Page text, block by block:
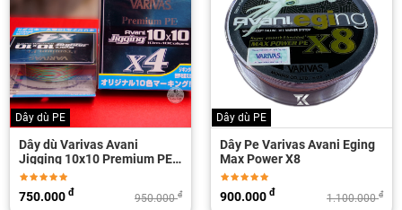
Dây dù PE
Dây Pe Varivas Avani Eging
Max Power X8
1.100.000đ
900.000 đ
Dây câu cá
Dây Dù NOEBY INFINITE II
150m
240.000đ
190.000 đ